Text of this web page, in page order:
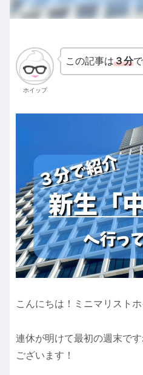
ホイップ
この記事は３分
こんにちは！ミニマリストホ
連休が明けて最初の週末で
ございます！